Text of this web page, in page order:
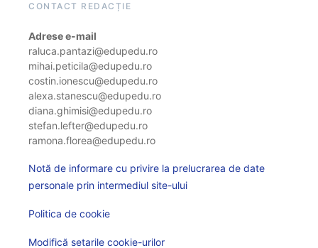
CONTACT REDACȚIE
Adrese e-mail
raluca.pantazi@edupedu.ro
mihai.peticila@edupedu.ro
costin.ionescu@edupedu.ro
alexa.stanescu@edupedu.ro
diana.ghimisi@edupedu.ro
stefan.lefter@edupedu.ro
ramona.florea@edupedu.ro
Notă de informare cu privire la prelucrarea de date
personale prin intermediul site-ului
Politica de cookie
Modifică setarile cookie-urilor